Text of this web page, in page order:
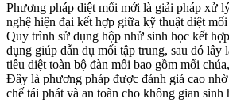
Phương pháp diệt mối mới là giải pháp xử
nghệ hiện đại kết hợp giữa kỹ thuật diệt
Quy trình sử dụng hộp nhử sinh học kết
dụng giúp dẫn dụ mối tập trung, sau đó lây
tiêu diệt toàn bộ đàn mối bao gồm mối
Đây là phương pháp được đánh giá cao
chế tái phát và an toàn cho không gian sinh